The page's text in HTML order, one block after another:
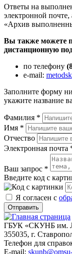
Ответы на
электронной
«Архив
Вы также можете
дистанционную
по телефону
e-mail:
Заполните форму
укажите название
Фамилия *
Имя *
Отчество
Электронная почта
Ваш запрос *
Введите код с
Я согласен с
Отправить
ГБУК «СКУНБ им.
355035, г.
Телефон для
E-mail: